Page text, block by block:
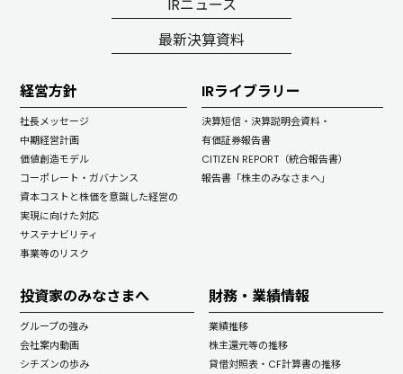
IRニュース
最新決算資料
経営方針
社長メッセージ
中期経営計画
価値創造モデル
コーポレート・ガバナンス
資本コストと株価を意識した経営の
実現に向けた対応
サステナビリティ
事業等のリスク
IRライブラリー
決算短信・決算説明会資料・
有価証券報告書
CITIZEN REPORT（統合報告書）
報告書「株主のみなさまへ」
投資家のみなさまへ
グループの強み
会社案内動画
シチズンの歩み
財務・業績情報
業績推移
株主還元等の推移
貸借対照表・CF計算書の推移